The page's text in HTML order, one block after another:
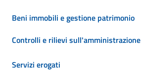
Beni immobili e gestione patrimonio
Controlli e rilievi sull'amministrazione
Servizi erogati